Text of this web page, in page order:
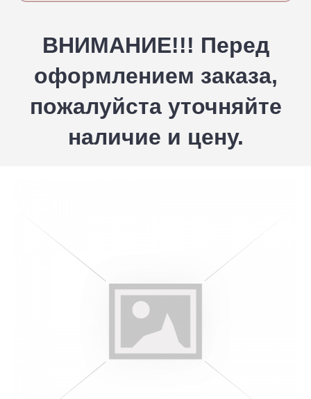
ВНИМАНИЕ!!! Перед
оформлением заказа,
пожалуйста уточняйте
наличие и цену.